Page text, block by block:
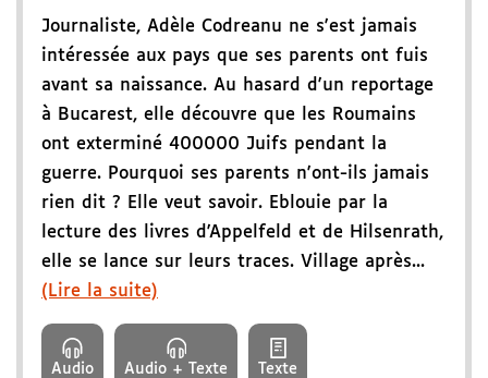
Journaliste, Adèle Codreanu ne s'est jamais
intéressée aux pays que ses parents ont fuis
avant sa naissance. Au hasard d'un reportage
à Bucarest, elle découvre que les Roumains
ont exterminé 400000 Juifs pendant la
guerre. Pourquoi ses parents n'ont-ils jamais
rien dit ? Elle veut savoir. Eblouie par la
lecture des livres d'Appelfeld et de Hilsenrath,
elle se lance sur leurs traces. Village après...
(Lire la suite)
Audio Audio + Texte Texte